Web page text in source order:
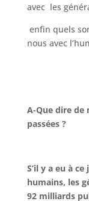
avec les
enfin quels
nous avec
A-Que dire de
passées ?
S’il y a eu à
humains, les
92 milliards